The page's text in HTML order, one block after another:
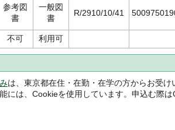
参考図
書
一般図
書
R/2910/10/41
不可 利用可
は、東京都在住・在勤・在学の方からお受け
には、Cookieを使用しています。申込む際は